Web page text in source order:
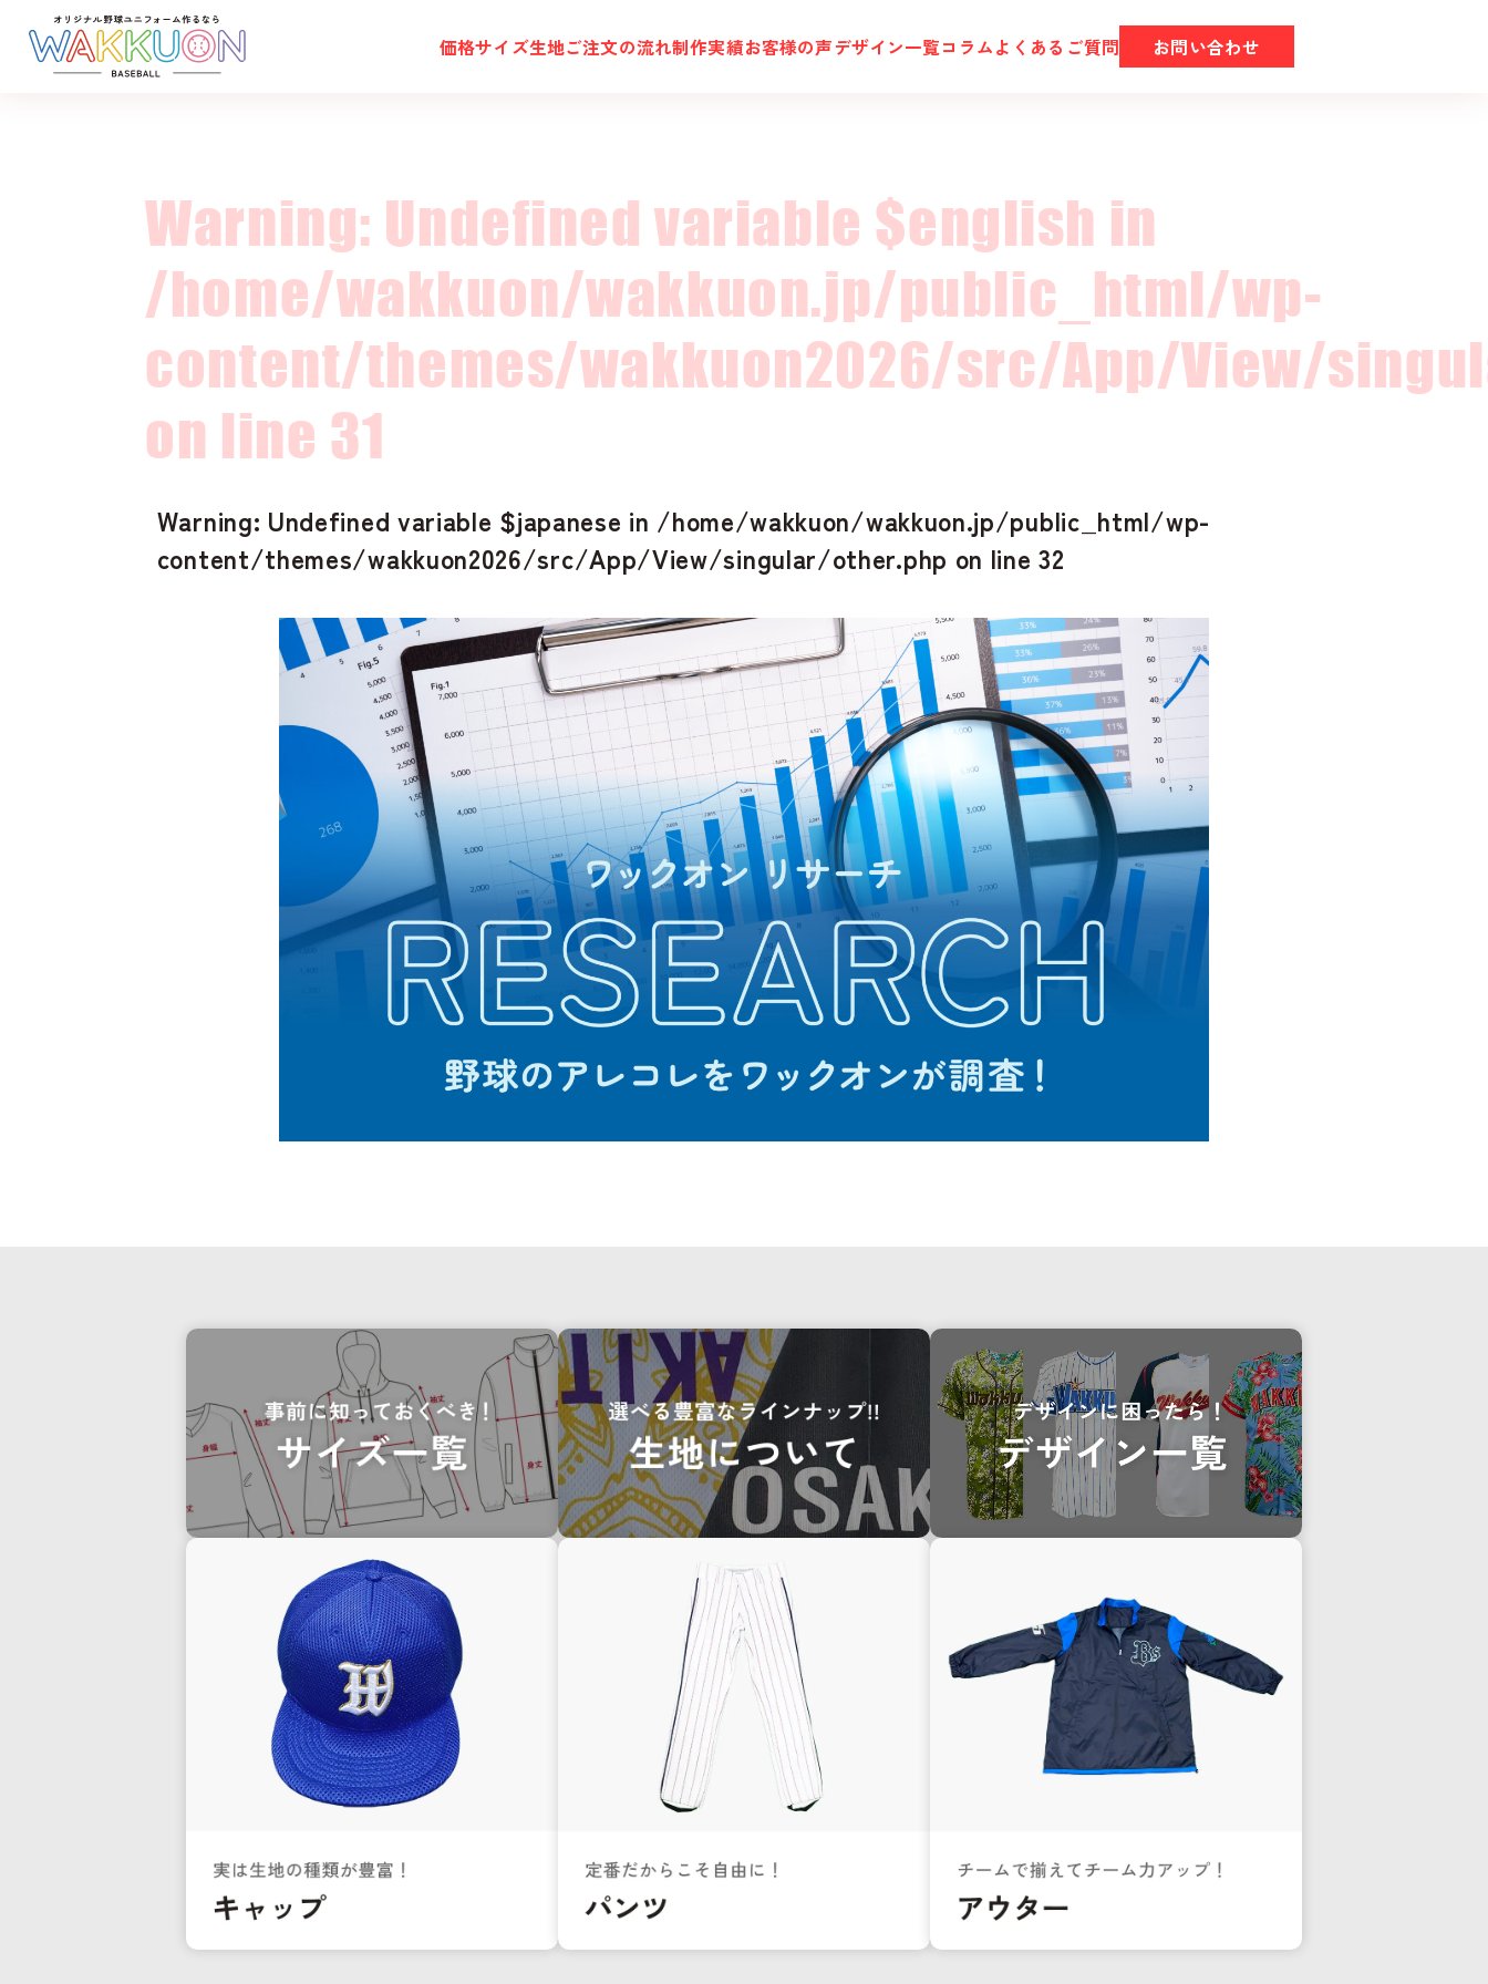
価格サイズ生地ご注文の流れ制作実績お客様の声デザイン一覧コラムよくあるご質問 お問い合わせ
制作実績
お客様の声
デザイン一覧
よくあるご質問
お問い合わせ
Warning: Undefined variable $english in
/home/wakkuon/wakkuon.jp/public_html/wp-
content/themes/wakkuon2026/src/App/View/
on line 31
Warning: Undefined variable $japanese in /home/wakkuon/wakkuon.jp/public_html/wp-
content/themes/wakkuon2026/src/App/View/singular/other.php on line32